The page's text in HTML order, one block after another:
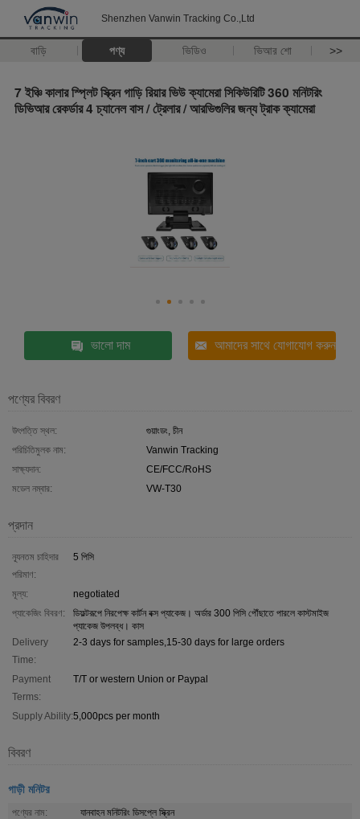
Shenzhen Vanwin Tracking Co.,Ltd
বাড়ি পণ্য ভিডিও ভিআর শো >>
7 ইঞ্চি কালার স্প্লিট স্ক্রিন গাড়ি রিয়ার ভিউ ক্যামেরা সিকিউরিটি 360 মনিটরিং
ডিভিআর রেকর্ডার 4 চ্যানেল বাস / ট্রেলার / আরভিগুলির জন্য ট্রাক ক্যামেরা
ভালো দাম আমাদের সাথে যোগাযোগ করুন
পণ্যের বিবরণ
উৎপত্তি স্থল:
গুয়াংডং, চীন
পরিচিতিমুলক নাম:
Vanwin Tracking
সাক্ষ্যদান:
CE/FCC/RoHS
মডেল নম্বার:
VW-T30
প্রদান
ন্যূনতম চাহিদার
পরিমাণ:
5 পিসি
মূল্য:
negotiated
প্যাকেজিং বিবরণ:
ডিফল্টরূপে নিরপেক্ষ কার্টন বক্স প্যাকেজ। অর্ডার 300 পিসি পৌঁছাতে পারলে কাস্টমাইজ
প্যাকেজ উপলব্ধ। কাস
Delivery
Time:
2-3 days for samples,15-30 days for large orders
Payment
Terms:
T/T or western Union or Paypal
Supply Ability:5,000pcs per month
বিবরণ
গাড়ী মনিটর
পণ্যের নাম:
যানবাহন মনিটরিং ডিসপ্লে স্ক্রিন